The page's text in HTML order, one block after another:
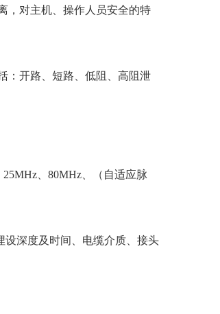
，对主机、操作人员安全的特
：开路、短路、低阻、高阻泄
、80MHz、（自适应脉
设深度及时间、电缆介质、接头